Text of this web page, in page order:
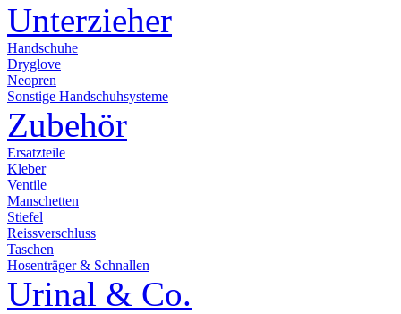
Unterzieher
Handschuhe
Dryglove
Neopren
Sonstige Handschuhsysteme
Zubehör
Ersatzteile
Kleber
Ventile
Manschetten
Stiefel
Reissverschluss
Taschen
Hosenträger & Schnallen
Urinal & Co.